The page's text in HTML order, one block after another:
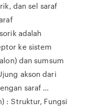
dan sel saraf
adalah
ke sistem
dan sumsum
akson dari
saraf …
: Struktur, Fungsi